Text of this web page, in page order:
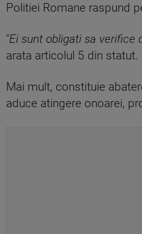
Politiei Romane raspund
"Ei sunt obligati sa verifice
arata articolul 5 din statut.
Mai mult, constituie
aduce atingere onoarei,